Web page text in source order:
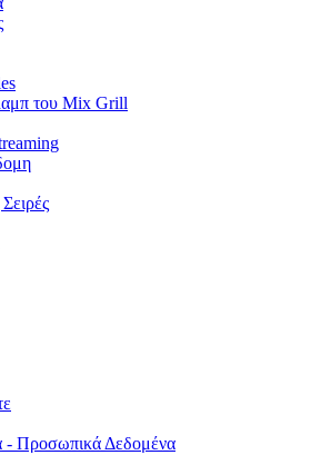
του Mix Grill
- Προσωπικά Δεδομένα